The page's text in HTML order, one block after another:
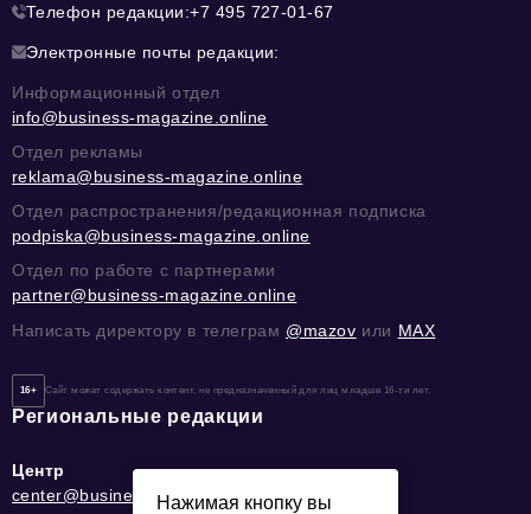
Телефон редакции:+7 495 727-01-67
Электронные почты редакции:
Информационный отдел
info@business-magazine.online
Отдел рекламы
reklama@business-magazine.online
Отдел распространения/редакционная подписка
podpiska@business-magazine.online
Отдел по работе с партнерами
partner@business-magazine.online
Написать директору в телеграм @mazov или MAX
16+ Сайт может содержать контент, не предназначенный для лиц младше 16-ти лет.
Региональные редакции
Центр
center@business-magazine.online
Нажимая кнопку вы